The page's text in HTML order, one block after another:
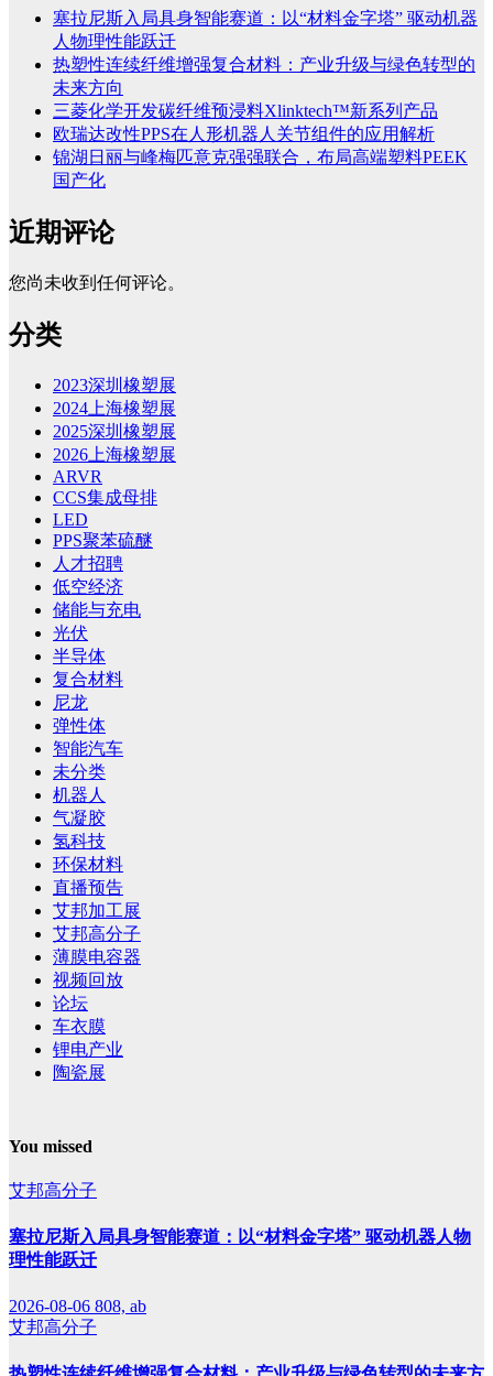
塞拉尼斯入局具身智能赛道：以“材料金字塔” 驱动机器
人物理性能跃迁
热塑性连续纤维增强复合材料：产业升级与绿色转型的
未来方向
三菱化学开发碳纤维预浸料Xlinktech™新系列产品
欧瑞达改性PPS在人形机器人关节组件的应用解析
锦湖日丽与峰梅匹意克强强联合，布局高端塑料PEEK
国产化
近期评论
您尚未收到任何评论。
分类
2023深圳橡塑展
2024上海橡塑展
2025深圳橡塑展
2026上海橡塑展
ARVR
CCS集成母排
LED
PPS聚苯硫醚
人才招聘
低空经济
储能与充电
光伏
半导体
复合材料
尼龙
弹性体
智能汽车
未分类
机器人
气凝胶
氢科技
环保材料
直播预告
艾邦加工展
艾邦高分子
薄膜电容器
视频回放
论坛
车衣膜
锂电产业
陶瓷展
You missed
艾邦高分子
塞拉尼斯入局具身智能赛道：以“材料金字塔” 驱动机器人物
理性能跃迁
2026-08-06 808, ab
艾邦高分子